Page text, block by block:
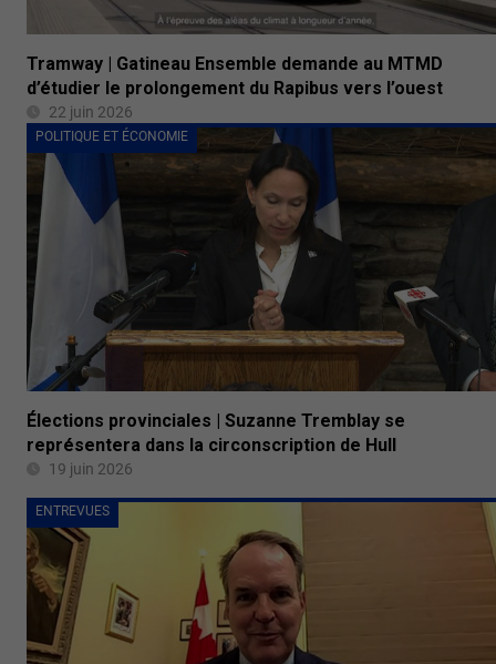
Tramway | Gatineau Ensemble demande au MTMD
d’étudier le prolongement du Rapibus vers l’ouest
22 juin 2026
POLITIQUE ET ÉCONOMIE
Élections provinciales | Suzanne Tremblay se
représentera dans la circonscription de Hull
19 juin 2026
ENTREVUES